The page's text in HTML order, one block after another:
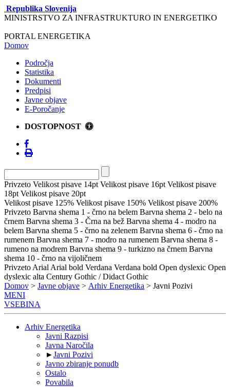
Republika Slovenija
MINISTRSTVO ZA INFRASTRUKTURO IN ENERGETIKO
PORTAL ENERGETIKA
Domov
Področja
Statistika
Dokumenti
Predpisi
Javne objave
E-Poročanje
DOSTOPNOST
Privzeto Velikost pisave 14pt Velikost pisave 16pt Velikost pisave
18pt Velikost pisave 20pt
Velikost pisave 125% Velikost pisave 150% Velikost pisave 200%
Privzeto Barvna shema 1 - črno na belem Barvna shema 2 - belo na
črnem Barvna shema 3 - Črna na bež Barvna shema 4 - modro na
belem Barvna shema 5 - črno na zelenem Barvna shema 6 - črno na
rumenem Barvna shema 7 - modro na rumenem Barvna shema 8 -
rumeno na modrem Barvna shema 9 - turkizno na črnem Barvna
shema 10 - črno na vijoličnem
Privzeto Arial Arial bold Verdana Verdana bold Open dyslexic Open
dyslexic alta Century Gothic / Didact Gothic
Domov > Javne objave > Arhiv Energetika > Javni Pozivi
MENI
VSEBINA
Arhiv Energetika
Javni Razpisi
Javna Naročila
►Javni Pozivi
Javno zbiranje ponudb
Ostalo
Povabila